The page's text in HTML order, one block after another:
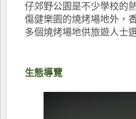
仔郊野公園是不少學校的
傷健樂園的燒烤場地外，
多個燒烤場地供旅遊人士
生態導覽